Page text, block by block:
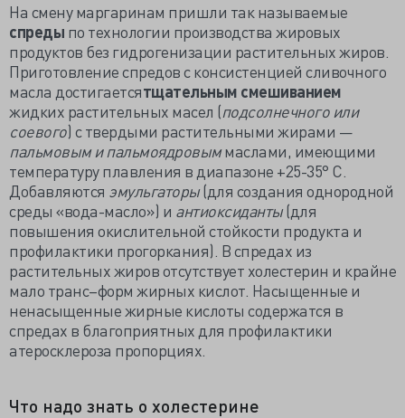
На смену маргаринам пришли так называемые
спреды по технологии производства жировых
продуктов без гидрогенизации растительных жиров.
Приготовление спредов с консистенцией сливочного
масла достигаетсятщательным смешиванием
жидких растительных масел (подсолнечного или
соевого) с твердыми растительными жирами —
пальмовым и пальмоядровыммаслами, имеющими
температуру плавления в диапазоне +25-35° С.
Добавляются эмульгаторы(для создания однородной
среды «вода-масло») и антиоксиданты(для
повышения окислительной стойкости продукта и
профилактики прогоркания). В спредах из
растительных жиров отсутствует холестерин и крайне
мало транс–форм жирных кислот. Насыщенные и
ненасыщенные жирные кислоты содержатся в
спредах в благоприятных для профилактики
атеросклероза пропорциях.
Что надо знать о холестерине